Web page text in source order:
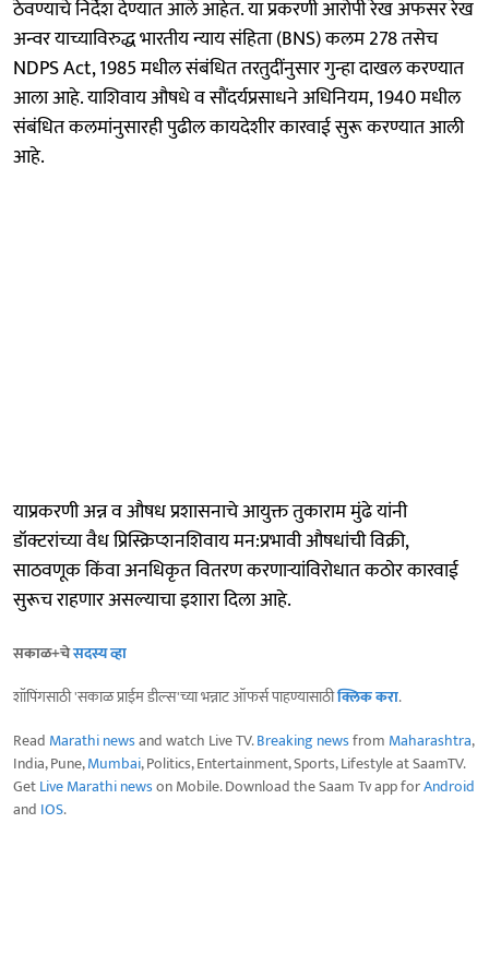
ठेवण्याचे निर्देश देण्यात आले आहेत. या प्रकरणी आरोपी रेख अफसर रेख
अन्वर याच्याविरुद्ध भारतीय न्याय संहिता (BNS) कलम 278 तसेच
NDPS Act, 1985 मधील संबंधित तरतुदींनुसार गुन्हा दाखल करण्यात
आला आहे. याशिवाय औषधे व सौंदर्यप्रसाधने अधिनियम, 1940 मधील
संबंधित कलमांनुसारही पुढील कायदेशीर कारवाई सुरू करण्यात आली
आहे.
याप्रकरणी अन्न व औषध प्रशासनाचे आयुक्त तुकाराम मुंढे यांनी
डॉक्टरांच्या वैध प्रिस्क्रिप्शनशिवाय मन:प्रभावी औषधांची विक्री,
साठवणूक किंवा अनधिकृत वितरण करणाऱ्यांविरोधात कठोर कारवाई
सुरूच राहणार असल्याचा इशारा दिला आहे.
सकाळ+चेसदस्य व्हा
शॉपिंगसाठी 'सकाळ प्राईम डील्स'च्या भन्नाट ऑफर्स पाहण्यासाठीक्लिक करा.
Read Marathi newsand watch Live TV.Breaking newsfrom Maharashtra,
India, Pune,Mumbai, Politics, Entertainment, Sports, Lifestyle at SaamTV.
GetLive Marathi newson Mobile. Download the Saam Tv app forAndroid
and IOS.